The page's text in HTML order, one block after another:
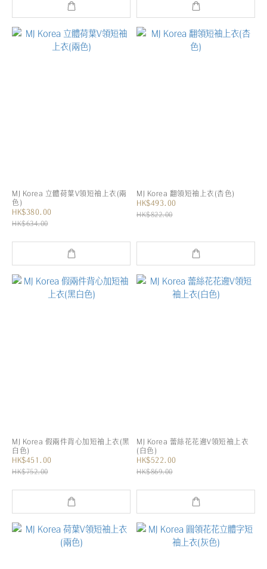
MJ Korea 立體荷葉V領短袖上衣(兩
色)
HK$380.00
HK$634.00
MJ Korea 翻領短袖上衣(杏色)
HK$493.00
HK$822.00
MJ Korea 假兩件背心加短袖上衣(黑
白色)
HK$451.00
HK$752.00
MJ Korea 蕾絲花花邊V領短袖上衣
(白色)
HK$522.00
HK$869.00